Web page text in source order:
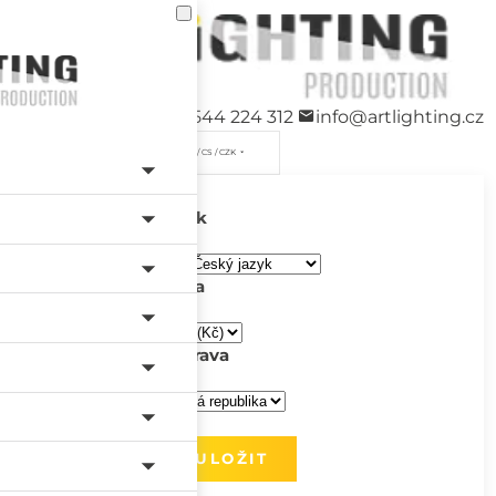
+420 544 224 312 info@artlighting.cz
/ CS / CZK
Jazyk
Měna
Doprava